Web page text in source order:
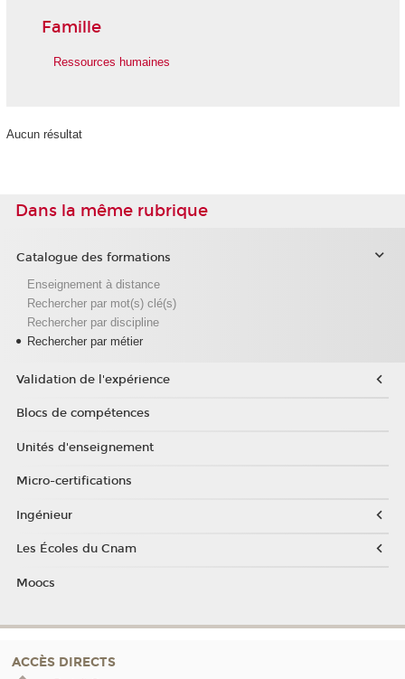
Famille
Ressources humaines
Aucun résultat
Dans la même rubrique
Catalogue des formations
Enseignement à distance
Rechercher par mot(s) clé(s)
Rechercher par discipline
Rechercher par métier
Validation de l'expérience
Blocs de compétences
Unités d'enseignement
Micro-certifications
Ingénieur
Les Écoles du Cnam
Moocs
ACCÈS DIRECTS